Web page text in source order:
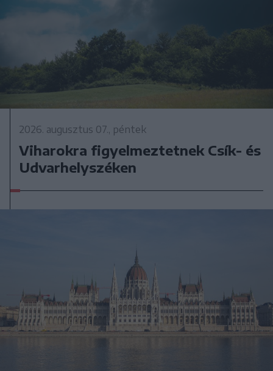
2026. augusztus 07., péntek
Viharokra figyelmeztetnek Csík- és
Udvarhelyszéken